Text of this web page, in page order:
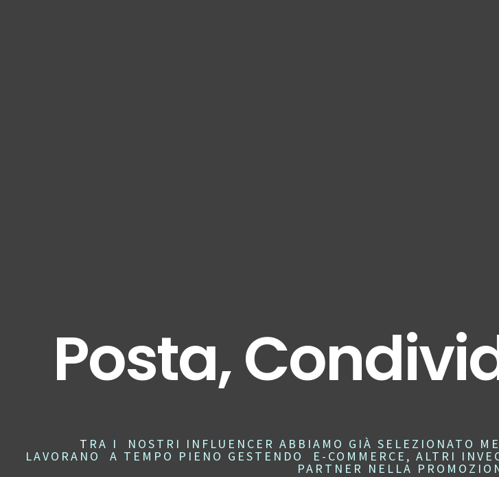
Posta,
T RA I NOSTRI INFLUENCER ABBIAMO GIÀ SELEZIONATO
LAVORANO A TEMPO PIENO GESTENDO E-COMMERCE, ALTRI
PARTNER NELLA